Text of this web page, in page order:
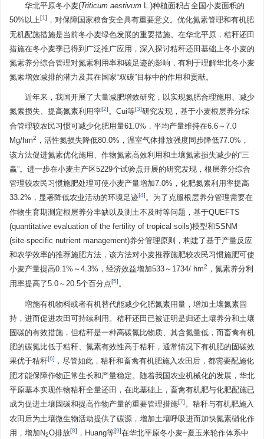
华北平原冬小麦(Triticum aestivum L.)种植面积占全国小麦面积的
50%以上[1] ，对保障国家粮食安全具有重要意义。优化氮素管理和有机肥
无机配施措施是当前冬小麦绿色发展的重要措施。在华北平原，秸秆还田
措施在冬小麦季已得到广泛推广应用，深入探讨秸秆还田基础上冬小麦的
氮素养分综合管理对氮素利用率和碳足迹的影响，有利于理解华北冬小麦
氮素增效减排的潜力及其在国家“双碳”目标中的作用和贡献。
近年来，我国开展了大量减肥增效研究，以实现氮肥合理施用、减少
氮素损失、提高氮素利用率[2]。Cui等[3]研究发现，基于小麦根层养分综
合管理较农民习惯可减少化肥用量61.0%，平均产量维持在6.6～7.0
Mg/hm2 ，活性氮损失降低80.0%，温室气体排放强度同步降低77.0%，
该方法促进氮素优化施用、作物氮素高效利用和土壤氮素损失减少的“三
赢”。进一步在小麦主产区5229个试验点开展的研究发现，根层养分综合
管理较农民习惯施肥处理可使小麦产量增加7.0%，化肥氮素利用率提高
33.2%，显著降低农业活动的环境足迹[4]。为了克服根层养分管理需要在
作物生育期测定根层养分丰缺以及测土不及时等问题，基于QUEFTS
(quantitative evaluation of the fertility of tropical soils)模型和SSNM
(site-specific nutrient management)养分管理原则，构建了基于产量反应
和农学效率的推荐施肥方法，该方法对小麦推荐施肥较农民习惯施肥可使
小麦产量提高0.1%～4.3%，经济效益增加533～1734/ hm2 ，氮素养分利
用率提高了5.0～20.5个百分点[5]。
増施有机物料或者有机替代能减少化肥氮素用量，增加土壤氮素固
持，进而促进农田可持续利用。秸秆还田已被证明是归还土壤养分和土壤
固碳的有效措施，但秸秆是一种高碳氮比物质、其含氮量低，而畜禽有机
肥的碳氮比低于秸秆、氮素有效性高于秸秆，通常情况下有机肥的固碳效
果优于秸秆[6] ，尽管如此，秸秆和畜禽有机肥施入农田后，都需要配施化
肥才能保障作物正常生长和产量稳定。随着我国农业机械化的发展，华北
平原基本实现作物秸秆全量还田，在此基础上，畜禽有机肥与化肥配施已
成为促进土壤固碳和提高作物产量的重要管理措施[7]。秸秆与有机肥施入
农田后为土壤微生物活动提供了碳源，增加土壤呼吸进而加快氮素硝化作
用，增加N2O排放[8] ，Huang等[9]在华北平原冬小麦−夏玉米轮作体系中